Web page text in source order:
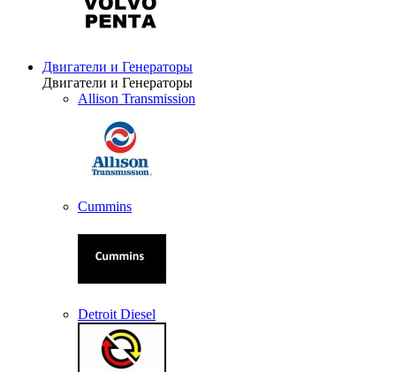
Двигатели и Генераторы
Двигатели и Генераторы
Allison Transmission
Cummins
Detroit Diesel